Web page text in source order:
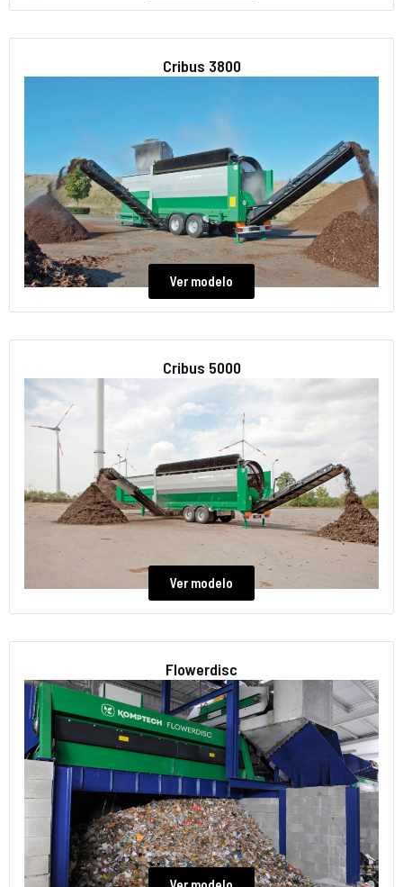
Cribus 3800
Ver modelo
Cribus 5000
Ver modelo
Flowerdisc